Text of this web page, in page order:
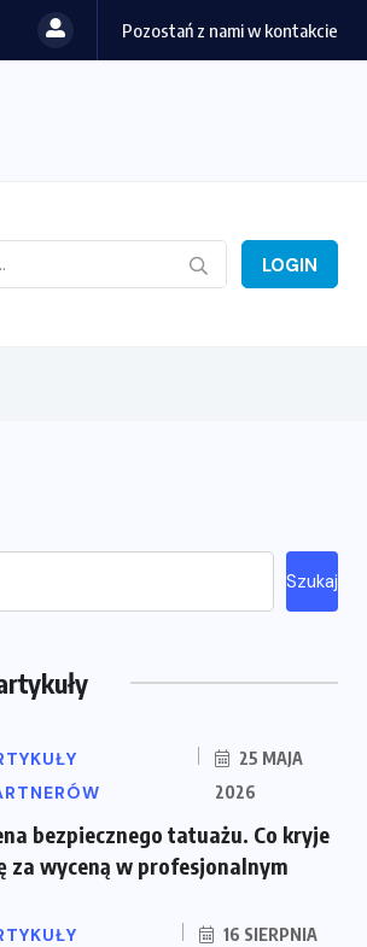
Pozostań z nami w kontakcie
LOGIN
Szukaj
25 MAJA
2026
bezpiecznego tatuażu. Co kryje
za wyceną w profesjonalnym
16 SIERPNIA